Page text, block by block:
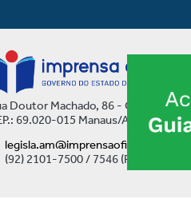
Doutor Machado, 86 - Centro
69.020-015 Manaus/AM
legisla.am@imprensaoficial.am.gov.br
(92) 2101-7500 / 7546 (Ramal)